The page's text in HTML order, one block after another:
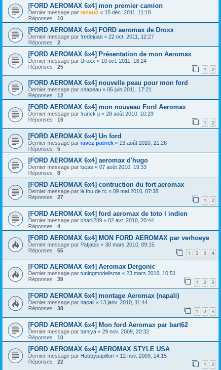
[FORD AEROMAX 6x4] mon premier camion
Dernier message par renaud « 15 déc. 2011, 11:18
Réponses : 10
[FORD AEROMAX 6x4] FORD aeromax de Droxx
Dernier message par fredejuan « 22 oct. 2011, 12:27
Réponses : 2
[FORD AEROMAX 6x4] Présentation de mon Aeromax
Dernier message par Droxx « 10 oct. 2011, 18:24
Réponses : 25 1 2
[FORD AEROMAX 6x4] nouvelle peau pour mon ford
Dernier message par chapeau « 06 juin 2011, 17:21
Réponses : 12
[FORD AEROMAX 6x4] mon nouveau Ford Aeromax
Dernier message par franck p « 28 août 2010, 10:29
Réponses : 16 1 2
[FORD AEROMAX 6x4] Un ford
Dernier message par ravez patrick « 13 août 2010, 21:26
Réponses : 5
[FORD AEROMAX 6x4] aeromax d'hugo
Dernier message par lucas « 07 août 2010, 19:33
Réponses : 8
[FORD AEROMAX 6x4] contruction du fort aeromax
Dernier message par le fou de rc « 09 mai 2010, 07:38
Réponses : 27 1 2
[FORD AEROMAX 6x4] ford aeromax de toto l indien
Dernier message par charli289 « 02 avr. 2010, 20:44
Réponses : 4
[FORD AEROMAX 6x4] MON FORD AEROMAX par verhoeye
Dernier message par Patjabix « 30 mars 2010, 09:15
Réponses : 55 1 2 3 4
[FORD AEROMAX 6x4] Aeromax Dergonic
Dernier message par tuningmodelisme « 23 mars 2010, 10:51
Réponses : 39 1 2 3
[FORD AEROMAX 6x4] montage Aeromax (napali)
Dernier message par napali « 13 janv. 2010, 11:44
Réponses : 38 1 2 3
[FORD AEROMAX 6x4] Mon ford Aeromax par bart62
Dernier message par tamiya « 29 nov. 2009, 20:32
Réponses : 10
[FORD AEROMAX 6x4] AEROMAX STYLE USA
Dernier message par Hobbypapillon « 12 nov. 2009, 14:15
Réponses : 22 1 2